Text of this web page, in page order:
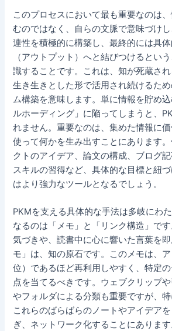
このプロセスにおいて最も重要なのは
むのではなく、自らの文脈で意味づけ
連性を積極的に構築し、最終的には具
（アウトプット）へと結びつけるとい
識することです。これは、知が死蔵さ
生き生きとした形で活用され続けるた
ム構築を意味します。単に情報を貯め
ルホーディング」に陥ってしまうと、
れません。重要なのは、集めた情報に
使って何かを生み出すことにあります
クトのアイデア、論文の構成、ブログ
スキルの習得など、具体的な目標と紐
はより強力なツールとなるでしょう。
PKMを支える具体的な手法は多岐にわ
なるのは「メモ」と「リンク構造」で
気づきや、読書中に心に響いた言葉を
モ」は、知の原石です。このメモは、
位）であるほど再利用しやすく、特定
点を当てるべきです。ウェブクリップ
やフォルダによる分類も重要ですが、特
これらのばらばらのノートやアイデア
ぎ、ネットワーク化することにありま